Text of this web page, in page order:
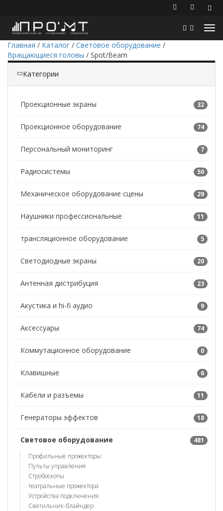
Главная / Каталог / Световое оборудование /
Вращающиеся головы / Spot/Beam
Категории
Проекционные экраны 32
Проекционное оборудование 74
Персональный мониторинг 7
Радиосистемы 50
Механическое оборудование сцены 29
Наушники профессиональные 11
трансляционное оборудование 5
Светодиодные экраны 20
Антенная дистрибуция 23
Акустика и hi-fi аудио 9
Аксессуары 74
Коммутационное оборудование 0
Клавишные 6
Кабели и разъемы 11
Генераторы эффектов 18
Световое оборудование
481
Профильные прожекторы
Пульты управления
Стробоскопы
театральные прожектора
Устройства подключения
Светильник-блайндер